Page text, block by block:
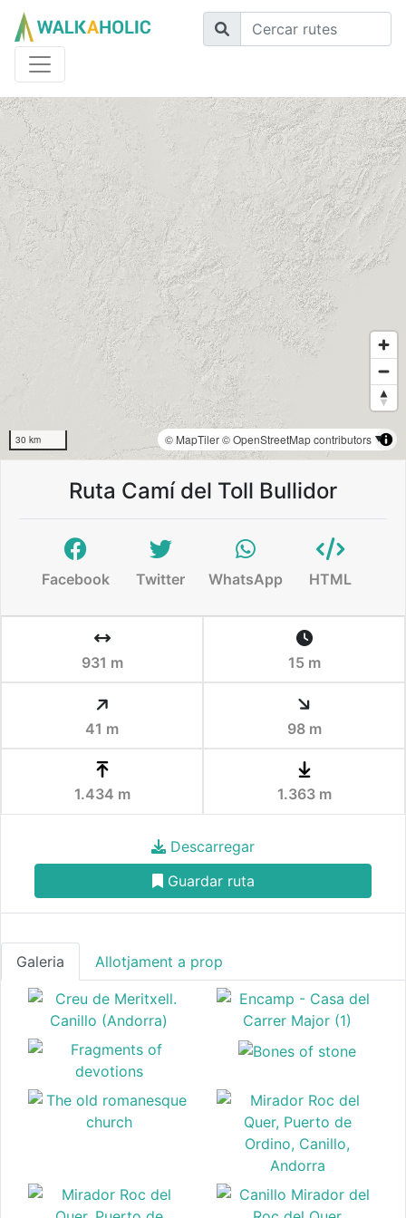
30 km © MapTiler© OpenStreetMap contributors
Ruta Camí del Toll Bullidor
Facebook Twitter WhatsApp HTML
931 m 15 m
41 m 98 m
1.434 m 1.363 m
Descarregar
Guardar ruta
Galeria Allotjament a prop